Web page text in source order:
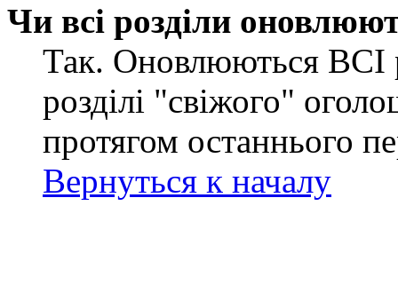
Чи всі розділи
Так. Оновлюються ВСІ
розділі "свіжого"
протягом останнього
Вернуться к началу